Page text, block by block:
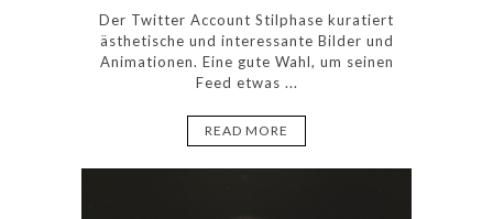
Der Twitter Account Stilphase kuratiert
ästhetische und interessante Bilder und
Animationen. Eine gute Wahl, um seinen
Feed etwas ...
READ MORE